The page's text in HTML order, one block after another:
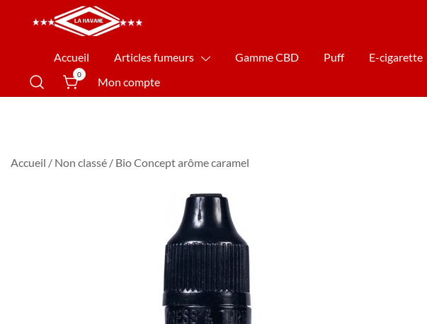
La Havane Nîmes
Accueil Articles fumeurs Gamme CBD Puff E-cigarette
0
Mon compte
Accueil / Non classé / Bio Concept arôme caramel